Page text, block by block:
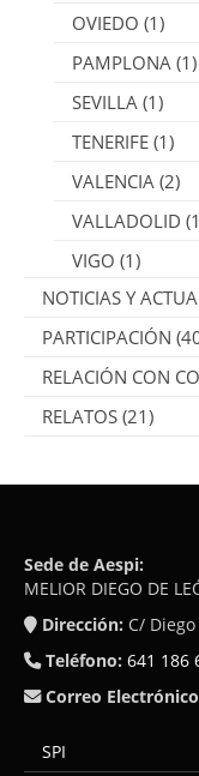
OVIEDO (1)
PAMPLONA (1)
SEVILLA (1)
TENERIFE (1)
VALENCIA (2)
VALLADOLID
VIGO (1)
NOTICIAS Y
PARTICIPACIÓN
RELACIÓN CON
RELATOS (21)
Sede de Aespi:
MELIOR DIEGO DE
Dirección: C/
Teléfono: 641 186
Correo
SPI